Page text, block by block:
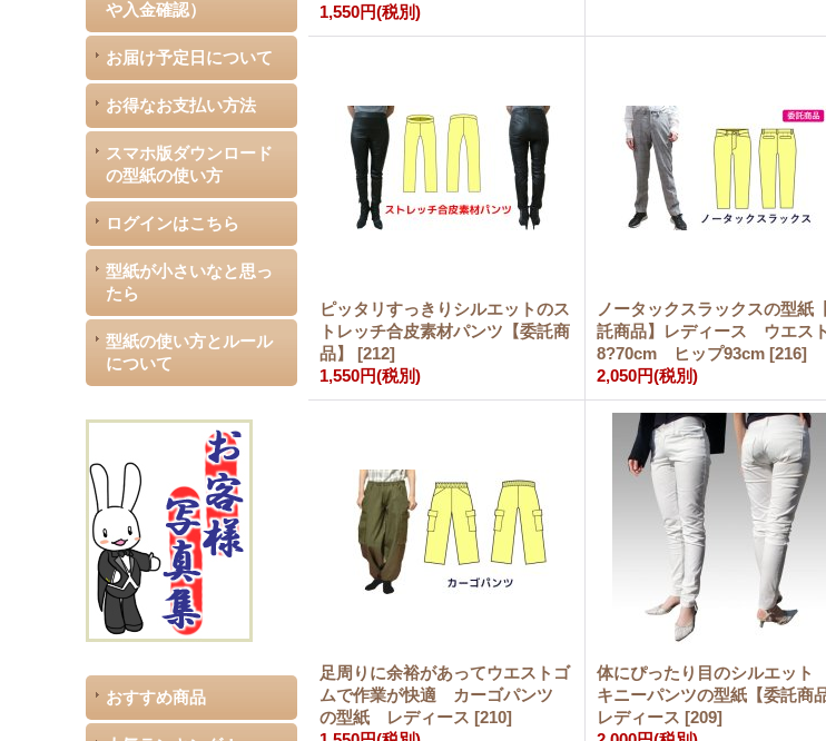
や入金確認）
お届け予定日について
お得なお支払い方法
スマホ版ダウンロード
の型紙の使い方
ログインはこちら
型紙が小さいなと思っ
たら
型紙の使い方とルール
について
おすすめ商品
1,550円(税別)
ピッタリすっきりシルエットのス
トレッチ合皮素材パンツ【委託商
品】
[212]
1,550円(税別)
ノータックスラックスの型紙
託商品】レディース ウエス
8?70cm ヒップ93cm [216]
2,050円(税別)
足周りに余裕があってウエストゴ
ムで作業が快適 カーゴパンツ
の型紙 レディース [210]
体にぴったり目のシルエッ
キニーパンツの型紙【委託商品
レディース [209]